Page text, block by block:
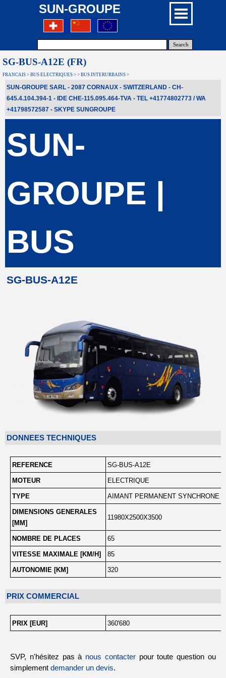
Search
SUN-GROUPE
SG-BUS-A12E (FR)
FRANCAIS > BUS ELECTRIQUES > > BUS INTERURBAINS >
SUN-GROUPE SARL - 2087 CORNAUX - SWITZERLAND - CH-
645.4.104.394-1 - IDE CHE-115.095.464-TVA - TEL +41774802773 / WA
+41798572587 - SKYPE SUNGROUPE
SUN-
GROUPE |
BUS
SG-BUS-A12E
DONNEES TECHNIQUES
REFERENCE SG-BUS-A12E
MOTEUR ELECTRIQUE
TYPE AIMANT PERMANENT SYNCHRONE
DIMENSIONS GENERALES
[MM]
11980X2500X3500
NOMBRE DE PLACES 65
VITESSE MAXIMALE [KM/H] 85
AUTONOMIE [KM] 320
PRIX COMMERCIAL
PRIX [EUR] 360'680
SVP, n'hésitez pas à nous contacterpour toute question ou
simplement demander un devis.